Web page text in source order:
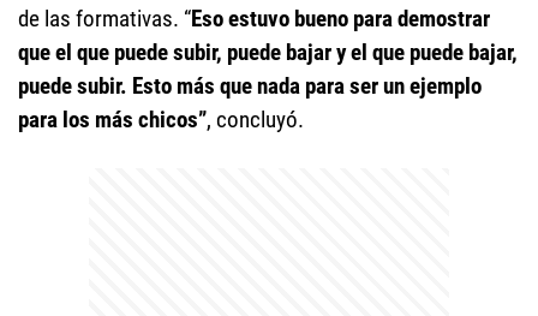
de las formativas. “Eso estuvo bueno para demostrar
que el que puede subir, puede bajar y el que puede bajar,
puede subir. Esto más que nada para ser un ejemplo
para los más chicos”, concluyó.